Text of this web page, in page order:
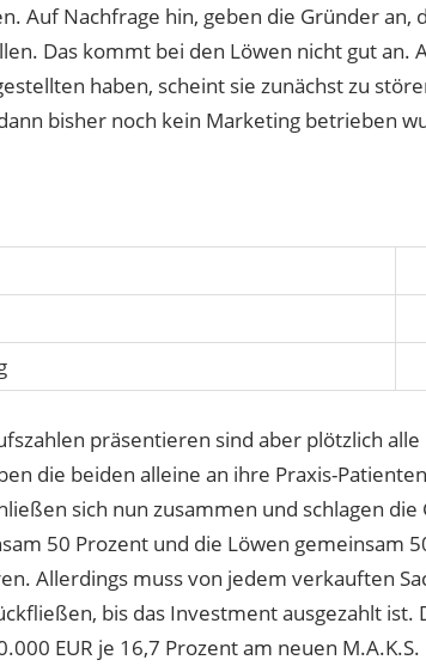
Auf Nachfrage hin, geben die Gründer
Das kommt bei den Löwen nicht gut an.
haben, scheint sie zunächst zu
bisher noch kein Marketing betrieben
präsentieren sind aber plötzlich
die beiden alleine an ihre Praxis-
sich nun zusammen und schlagen
50 Prozent und die Löwen gemeinsam
Allerdings muss von jedem verkauften
bis das Investment ausgezahlt
EUR je 16,7 Prozent am neuen